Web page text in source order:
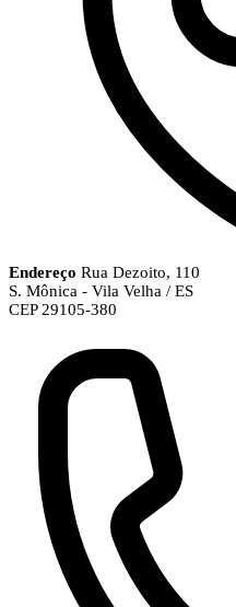
Endereço Rua Dezoito, 110
S. Mônica - Vila Velha / ES
CEP 29105-380